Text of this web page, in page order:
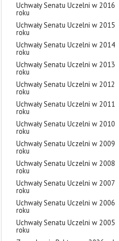
Uchwały Senatu Uczelni w 2016
roku
Uchwały Senatu Uczelni w 2015
roku
Uchwały Senatu Uczelni w 2014
roku
Uchwały Senatu Uczelni w 2013
roku
Uchwały Senatu Uczelni w 2012
roku
Uchwały Senatu Uczelni w 2011
roku
Uchwały Senatu Uczelni w 2010
roku
Uchwały Senatu Uczelni w 2009
roku
Uchwały Senatu Uczelni w 2008
roku
Uchwały Senatu Uczelni w 2007
roku
Uchwały Senatu Uczelni w 2006
roku
Uchwały Senatu Uczelni w 2005
roku